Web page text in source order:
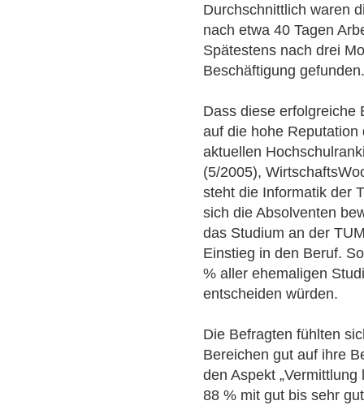
Durchschnittlich waren
nach etwa 40 Tagen
Spätestens nach drei
Beschäftigung
Dass diese erfolgreiche
auf die hohe
aktuellen
(5/2005),
steht die Informatik der
sich die Absolventen
das Studium an der
Einstieg in den Beruf.
% aller ehemaligen
entscheiden würden.
Die Befragten fühlten
Bereichen gut auf ihre
den Aspekt
88 % mit gut bis sehr